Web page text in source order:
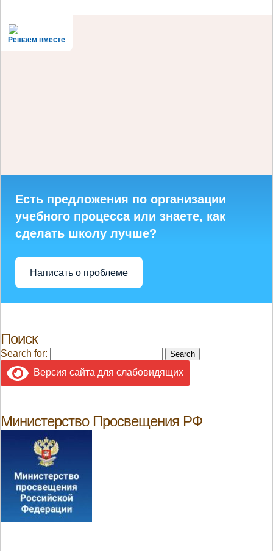
Решаем вместе
Есть предложения по организации
учебного процесса или знаете, как
сделать школу лучше?
Написать о проблеме
Поиск
Search for:
Версия сайта для слабовидящих
Министерство Просвещения РФ